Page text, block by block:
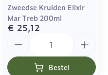
Zweedse Kruiden Elixir
Mar Treb 200ml
€ 25,12
Bestel